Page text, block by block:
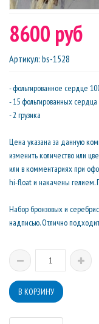
8600 руб
Артикул: bs-1528
- фольгированное сердце
- 15 фольгированных сердца
- 2 грузика
Цена указана за данную
изменить количество или
или в комментариях при
hi-float и накачены гелием.
Набор бронзовых и
надписью. Отлично